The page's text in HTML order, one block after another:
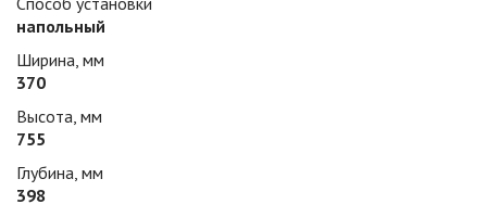
напольный
Ширина, мм
370
Высота, мм
755
Глубина, мм
398